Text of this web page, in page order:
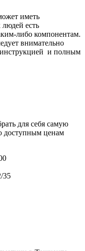
иметь
есть
либо компонентам.
внимательно
инструкцией и полным
для себя самую
доступным ценам
35